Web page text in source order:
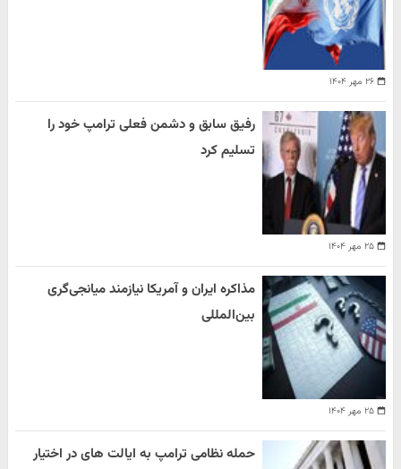
۲۶ مهر ۱۴۰۴
۲۵ مهر ۱۴۰۴
رفیق سابق و دشمن فعلی ترامپ خود را
تسلیم کرد
۲۵ مهر ۱۴۰۴
مذاکره ایران و آمریکا نیازمند میانجی‌گری
بین‌المللی
حمله نظامی ترامپ به ایالت های در اختیار